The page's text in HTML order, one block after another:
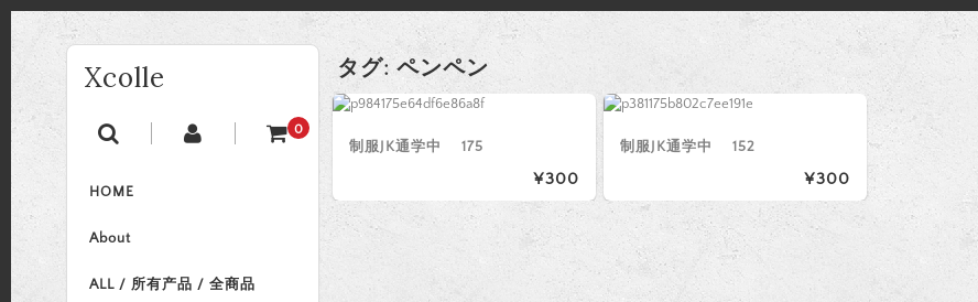
Xcolle
0
HOME
About
ALL / 所有产品 / 全商品
タグ: ペンペン
制服JK通学中 175
¥300
制服JK通学中 152
¥300